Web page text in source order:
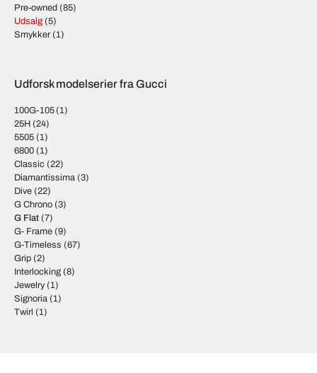
Pre-owned (85)
Udsalg (5)
Smykker (1)
Udforsk modelserier fra Gucci
100G-105(1)
25H (24)
5505 (1)
6800 (1)
Classic (22)
Diamantissima (3)
Dive (22)
G Chrono (3)
G Flat (7)
G- Frame (9)
G-Timeless (67)
Grip (2)
Interlocking (8)
Jewelry(1)
Signoria (1)
Twirl (1)